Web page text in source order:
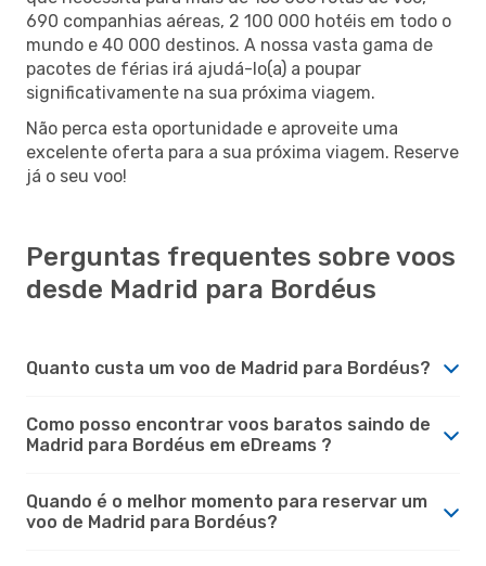
690 companhias aéreas, 2 100 000 hotéis em todo o
mundo e 40 000 destinos. A nossa vasta gama de
pacotes de férias irá ajudá-lo(a) a poupar
significativamente na sua próxima viagem.
Não perca esta oportunidade e aproveite uma
excelente oferta para a sua próxima viagem. Reserve
já o seu voo!
Perguntas frequentes sobre voos
desde Madrid para Bordéus
Quanto custa um voo de Madrid para Bordéus?
Como posso encontrar voos baratos saindo de
Madrid para Bordéus em eDreams ?
Quando é o melhor momento para reservar um
voo de Madrid para Bordéus?